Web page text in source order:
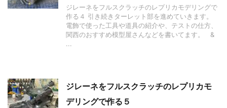
ジレーネをフルスクラッチのレプリカモデリングで
作る４ 引き続きターレット部を進めていきます。
電飾で使った工具や道具の紹介や、テストの仕方、
関西のおすすめ模型屋さんなどを書いてます。 &
...
ジレーネをフルスクラッチのレプリカモ
デリングで作る５